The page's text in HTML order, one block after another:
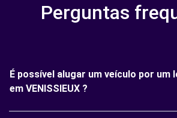
Perguntas
É possível alugar um veículo por um
em VENISSIEUX ?